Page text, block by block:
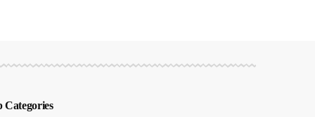
Categories